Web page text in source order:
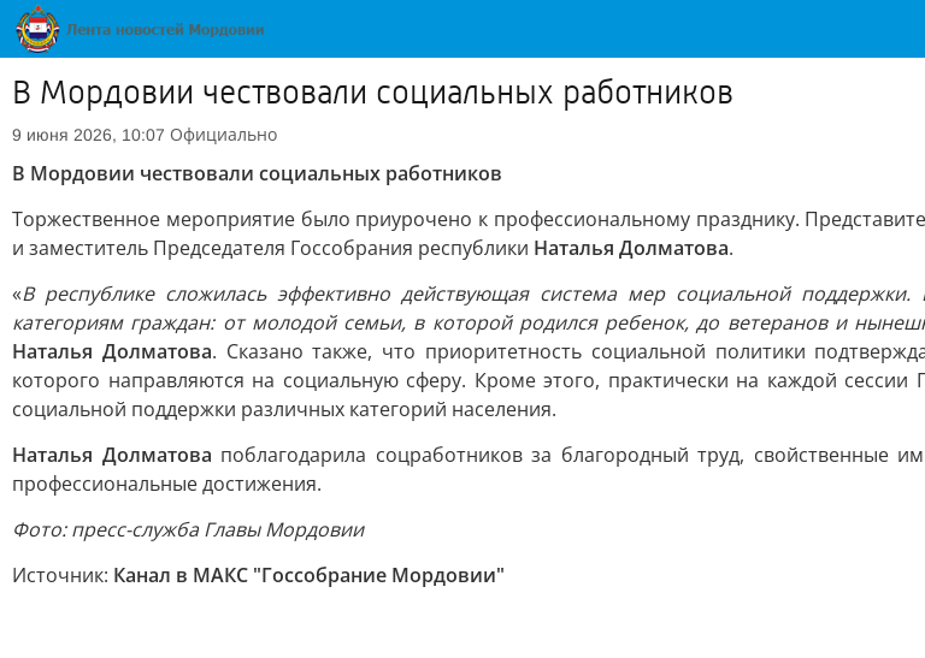
В Мордовии чествовали социальных работников
9 июня 2026, 10:07 Официально
В Мордовии чествовали социальных работников
Торжественное мероприятие было приурочено к профессиональному празднику.
и заместитель Председателя Госсобрания республики Наталья Долматова.
«В республике сложилась эффективно действующая система мер социальной
категориям граждан: от молодой семьи, в которой родился ребенок, до ветеранов и
Наталья Долматова. Сказано также, что приоритетность социальной политики
которого направляются на социальную сферу. Кроме этого, практически на каждой
социальной поддержки различных категорий населения.
Наталья Долматова поблагодарила соцработников за благородный труд, свойственные
профессиональные достижения.
Фото: пресс-служба Главы Мордовии
Источник: Канал в МАКС "Госсобрание Мордовии"